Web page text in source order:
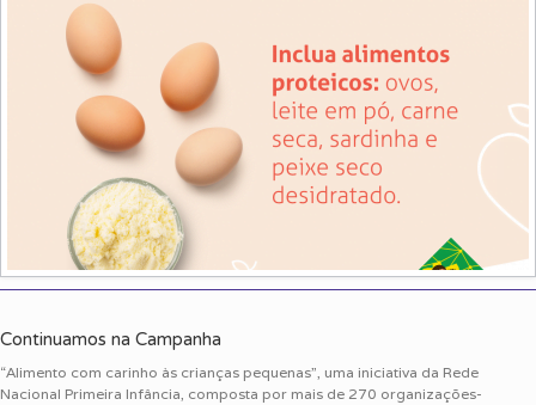
Continuamos na Campanha
“Alimento com carinho às crianças pequenas”, uma iniciativa da Rede
Nacional Primeira Infância, composta por mais de 270 organizações-